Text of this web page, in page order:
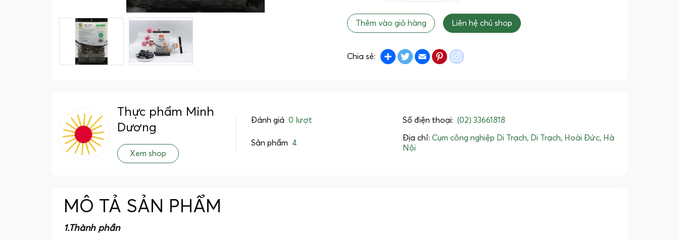
Thêm vào giỏ hàng Liên hệ chủ shop
Chia sẻ: ShareTwitterEmailPinterest
Thực phẩm Minh
Dương
Xem shop
Đánh giá 0 lượt Số điện thoại: (02) 33661818
Sản phẩm 4
Địa chỉ: Cụm công nghiệp Di Trạch, Di Trạch, Hoài Đức, Hà
Nội
MÔ TẢ SẢN PHẨM
1.Thành phần